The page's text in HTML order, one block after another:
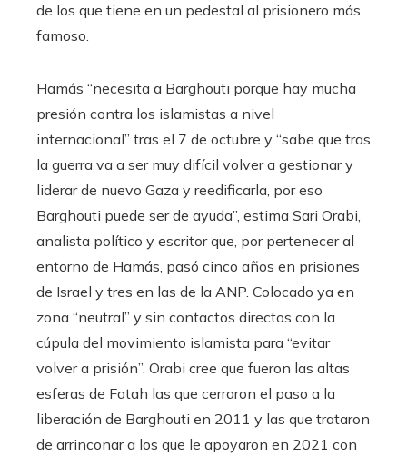
de los que tiene en un pedestal al prisionero más
famoso.
Hamás “necesita a Barghouti porque hay mucha
presión contra los islamistas a nivel
internacional” tras el 7 de octubre y “sabe que tras
la guerra va a ser muy difícil volver a gestionar y
liderar de nuevo Gaza y reedificarla, por eso
Barghouti puede ser de ayuda”, estima Sari Orabi,
analista político y escritor que, por pertenecer al
entorno de Hamás, pasó cinco años en prisiones
de Israel y tres en las de la ANP. Colocado ya en
zona “neutral” y sin contactos directos con la
cúpula del movimiento islamista para “evitar
volver a prisión”, Orabi cree que fueron las altas
esferas de Fatah las que cerraron el paso a la
liberación de Barghouti en 2011 y las que trataron
de arrinconar a los que le apoyaron en 2021 con